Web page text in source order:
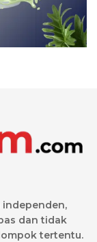
independen,
dan tidak
tertentu.